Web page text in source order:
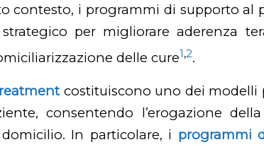
contesto, i programmi di supporto al
per migliorare aderenza
delle cure1,2.
costituiscono uno dei modelli
consentendo l’erogazione
In particolare, i programmi